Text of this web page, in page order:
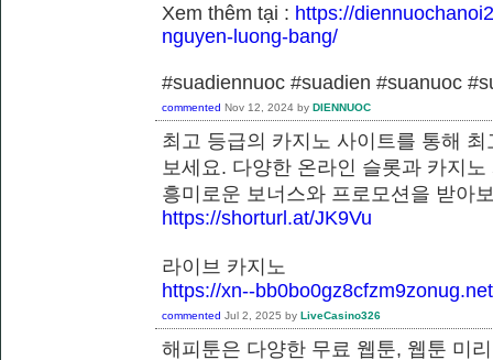
Xem thêm tại : https://
nguyen-luong-bang/
#suadiennuoc #suadien #suanuoc
commented Nov 12, 2024 by DIENNUOC
최고 등급의 카지노 사이트를 통해
보세요. 다양한 온라인 슬롯과 카지
흥미로운 보너스와 프로모션을 받
https://shorturl.at/JK9Vu
라이브 카지노
https://xn--bb0bo0gz8cfzm9zonug.net
commented Jul 2, 2025 by LiveCasino326
해피툰은 다양한 무료 웹툰, 웹툰 미